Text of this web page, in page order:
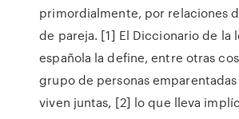
primordialmente, por relaciones
de pareja. [1] El Diccionario de la
española la define, entre otras
grupo de personas
viven juntas, [2] lo que lleva